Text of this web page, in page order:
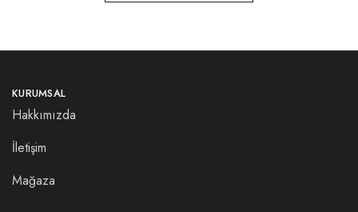
KURUMSAL
Hakkımızda
İletişim
Mağaza